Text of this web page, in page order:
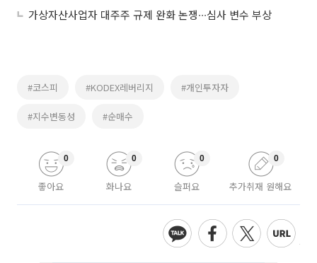
가상자산사업자 대주주 규제 완화 논쟁∙∙∙심사 변수 부상
#코스피 #KODEX레버리지 #개인투자자
#지수변동성 #순매수
좋아요
0
화나요
0
슬퍼요
0
추가취재 원해요
0